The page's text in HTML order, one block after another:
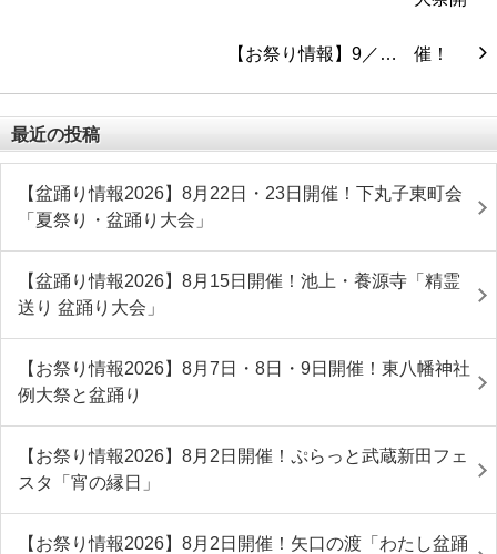
【お祭り情報】9／…
最近の投稿
【盆踊り情報2026】8月22日・23日開催！下丸子東町会
「夏祭り・盆踊り大会」
【盆踊り情報2026】8月15日開催！池上・養源寺「精霊
送り 盆踊り大会」
【お祭り情報2026】8月7日・8日・9日開催！東八幡神社
例大祭と盆踊り
【お祭り情報2026】8月2日開催！ぷらっと武蔵新田フェ
スタ「宵の縁日」
【お祭り情報2026】8月2日開催！矢口の渡「わたし盆踊